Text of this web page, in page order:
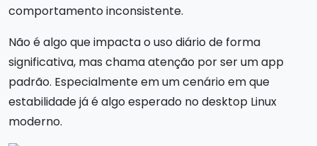
comportamento inconsistente.
Não é algo que impacta o uso diário de forma
significativa, mas chama atenção por ser um app
padrão. Especialmente em um cenário em que
estabilidade já é algo esperado no desktop Linux
moderno.